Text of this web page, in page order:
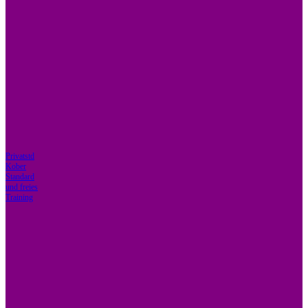
Privatstd
Kober
Standard
und freies
Training